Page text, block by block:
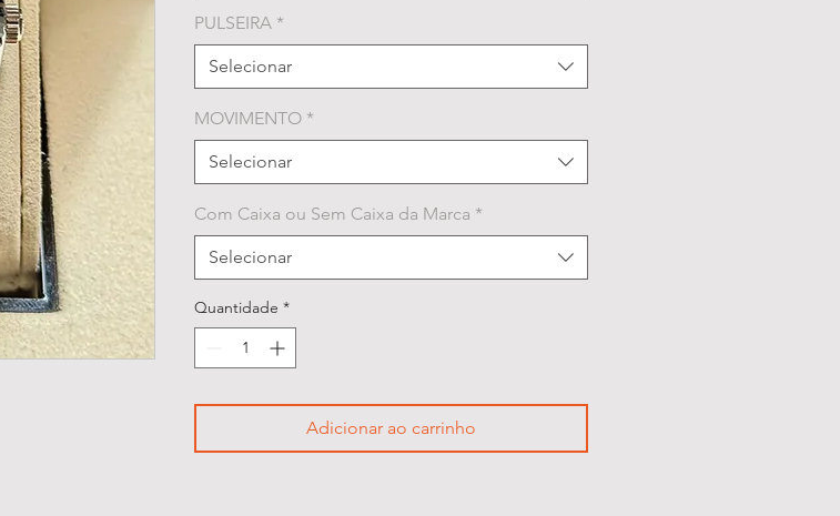
PULSEIRA *
Selecionar
MOVIMENTO *
Selecionar
Com Caixa ou Sem Caixa da Marca *
Selecionar
Quantidade *
Adicionar ao carrinho